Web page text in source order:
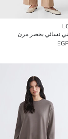
نسائي بخصر مرن